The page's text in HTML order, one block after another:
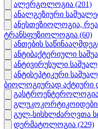
ალერგოლოგია (201)
ანალგეზიური
ანესთეზიოლოგია,
ტრანსფუზიოლოგია (60)
ანთების
ანტიბაქტერიული
ანტივირუსული
ანტისეპტიკური
ბიოლოგიურად აქტიური
გლუკოკორტიკოიდები
გულ-სისხლძარღვთა
დერმატოლოგია (229)